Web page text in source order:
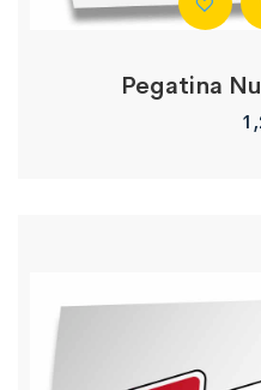
Pegatina